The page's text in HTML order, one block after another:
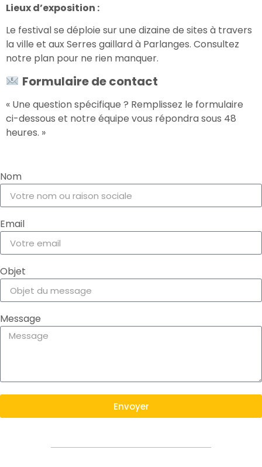
Lieux d’exposition :
Le festival se déploie sur une dizaine de sites à travers
la ville et aux Serres gaillard à Parlanges. Consultez
notre plan pour ne rien manquer.
Formulaire de contact
« Une question spécifique ? Remplissez le formulaire
ci-dessous et notre équipe vous répondra sous 48
heures. »
Nom
Email
Objet
Message
Envoyer